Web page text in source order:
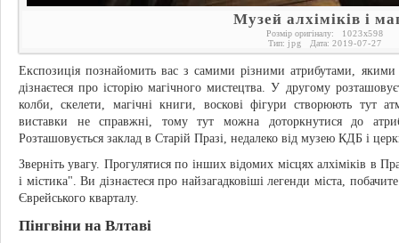
Музей алхіміків і
Розмір оригіналу: 1023x598
Тип: jpg Дата: 2019-07-27
Експозиція познайомить вас з самими різними атрибутами,
дізнаєтеся про історію магічного мистецтва. У другому
колби, скелети, магічні книги, воскові фігури створюють тут
виставки не справжні, тому тут можна доторкнутися до
Розташовується заклад в Старій Празі, недалеко від музею КДБ і
Зверніть увагу. Прогулятися по інших відомих місцях алхіміків в
і містика". Ви дізнаєтеся про найзагадковіші легенди міста,
Єврейського кварталу.
Пінгвіни на Влтаві